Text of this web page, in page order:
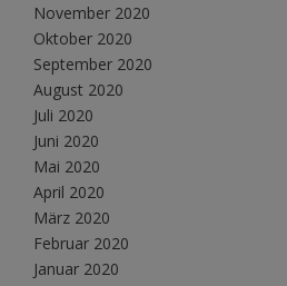
November 2020
Oktober 2020
September 2020
August 2020
Juli 2020
Juni 2020
Mai 2020
April 2020
März 2020
Februar 2020
Januar 2020